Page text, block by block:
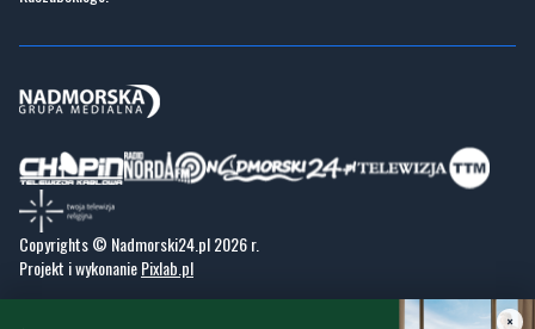
Copyrights © Nadmorski24.pl 2026 r.
Projekt i wykonaniePixlab.pl
×